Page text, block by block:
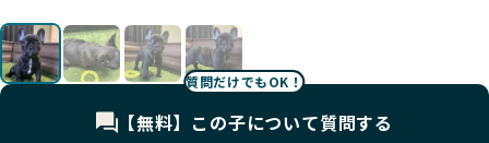
質問だけでもOK！
【無料】この子について質問する